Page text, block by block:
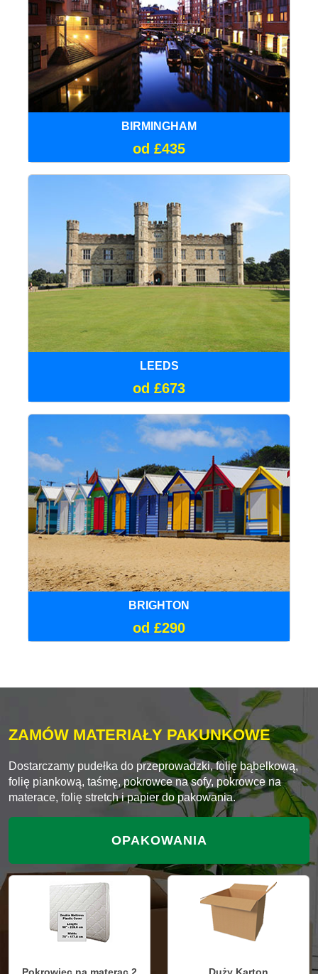
BIRMINGHAM
od £435
LEEDS
od £673
BRIGHTON
od £290
ZAMÓW MATERIAŁY PAKUNKOWE
Dostarczamy pudełka do przeprowadzki, folię bąbelkową,
folię piankową, taśmę, pokrowce na sofy, pokrowce na
materace, folię stretch i papier do pakowania.
OPAKOWANIA